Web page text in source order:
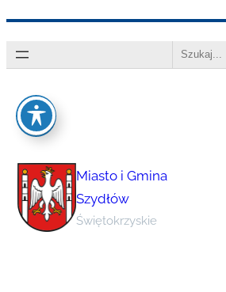
do
Search
Miasto i Gmina
Szydłów
Świętokrzyskie